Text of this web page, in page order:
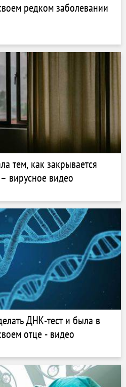
редком заболевании
тем, как закрывается
вирусное видео
ДНК-тест и была в
отце - видео